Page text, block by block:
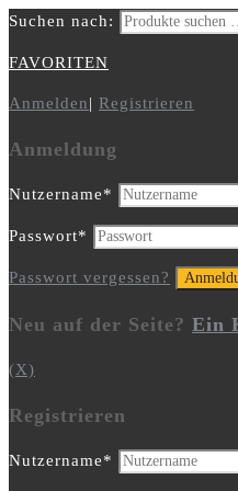
Suchen nach:
FAVORITEN
Anmelden| Registrieren
Anmeldung
Nutzername*
Passwort*
Passwort vergessen?
Neu auf der Seite? Ein
(X)
Registrieren
Nutzername*